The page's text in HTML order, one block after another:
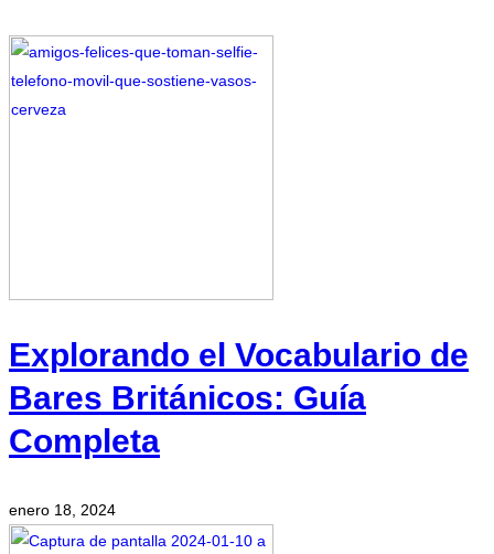
Explorando el Vocabulario de
Bares Británicos: Guía
Completa
enero 18, 2024